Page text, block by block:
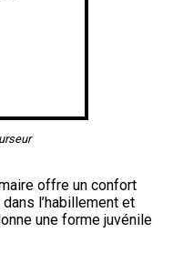
offre un confort
l’habillement et
une forme juvénile